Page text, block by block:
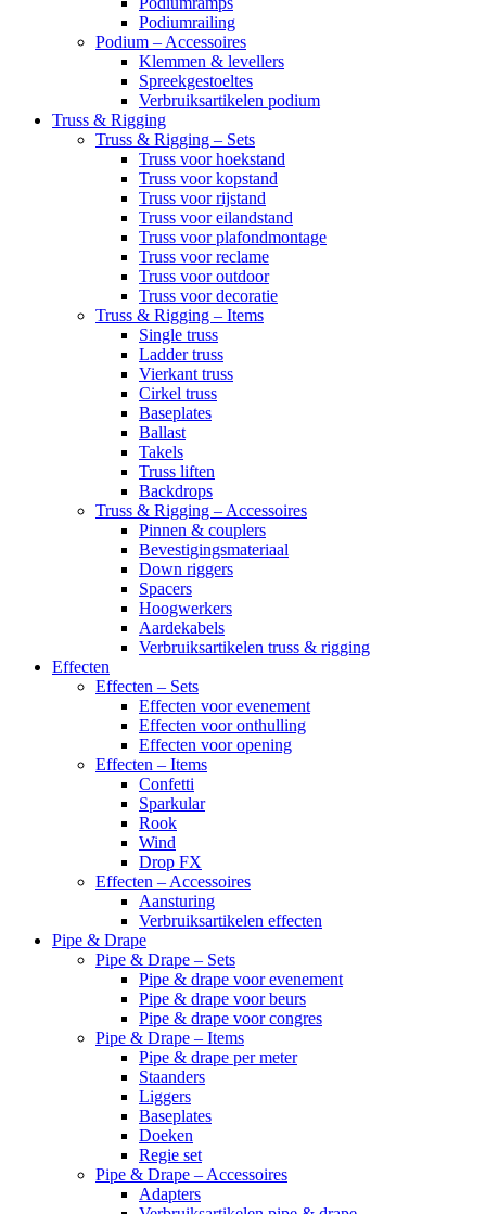
Podiumrailing
Podium – Accessoires
Klemmen & levellers
Spreekgestoeltes
Verbruiksartikelen podium
Truss & Rigging
Truss & Rigging – Sets
Truss voor hoekstand
Truss voor kopstand
Truss voor rijstand
Truss voor eilandstand
Truss voor plafondmontage
Truss voor reclame
Truss voor outdoor
Truss voor decoratie
Truss & Rigging – Items
Single truss
Ladder truss
Vierkant truss
Cirkel truss
Baseplates
Ballast
Takels
Truss liften
Backdrops
Truss & Rigging – Accessoires
Pinnen & couplers
Bevestigingsmateriaal
Down riggers
Spacers
Hoogwerkers
Aardekabels
Verbruiksartikelen truss & rigging
Effecten
Effecten – Sets
Effecten voor evenement
Effecten voor onthulling
Effecten voor opening
Effecten – Items
Confetti
Sparkular
Rook
Wind
Drop FX
Effecten – Accessoires
Aansturing
Verbruiksartikelen effecten
Pipe & Drape
Pipe & Drape – Sets
Pipe & drape voor evenement
Pipe & drape voor beurs
Pipe & drape voor congres
Pipe & Drape – Items
Pipe & drape per meter
Staanders
Liggers
Baseplates
Doeken
Regie set
Pipe & Drape – Accessoires
Adapters